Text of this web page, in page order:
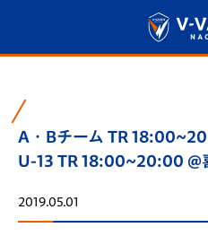
A・Bチーム TR
U-13 TR 18:00~20:00 @
2019.05.01